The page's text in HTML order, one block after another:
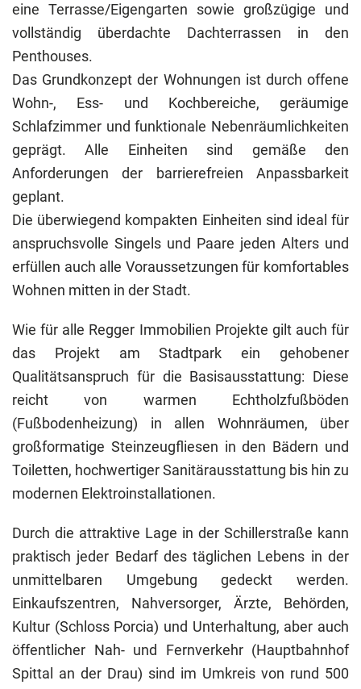
eine Terrasse/Eigengarten sowie großzügige und
vollständig überdachte Dachterrassen in den
Penthouses.
Das Grundkonzept der Wohnungen ist durch offene
Wohn-, Ess- und Kochbereiche, geräumige
Schlafzimmer und funktionale Nebenräumlichkeiten
geprägt. Alle Einheiten sind gemäße den
Anforderungen der barrierefreien Anpassbarkeit
geplant.
Die überwiegend kompakten Einheiten sind ideal für
anspruchsvolle Singels und Paare jeden Alters und
erfüllen auch alle Voraussetzungen für komfortables
Wohnen mitten in der Stadt.
Wie für alle Regger Immobilien Projekte gilt auch für
das Projekt am Stadtpark ein gehobener
Qualitätsanspruch für die Basisausstattung: Diese
reicht von warmen Echtholzfußböden
(Fußbodenheizung) in allen Wohnräumen, über
großformatige Steinzeugfliesen in den Bädern und
Toiletten, hochwertiger Sanitärausstattung bis hin zu
modernen Elektroinstallationen.
Durch die attraktive Lage in der Schillerstraße kann
praktisch jeder Bedarf des täglichen Lebens in der
unmittelbaren Umgebung gedeckt werden.
Einkaufszentren, Nahversorger, Ärzte, Behörden,
Kultur (Schloss Porcia) und Unterhaltung, aber auch
öffentlicher Nah- und Fernverkehr (Hauptbahnhof
Spittal an der Drau) sind im Umkreis von rund 500